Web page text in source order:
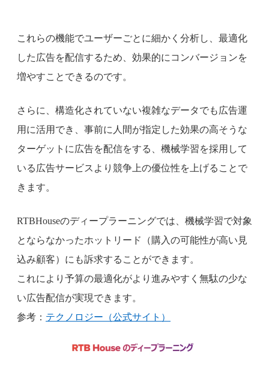
これらの機能でユーザーごとに細かく分析し、最適化
した広告を配信するため、効果的にコンバージョンを
増やすことできるのです。
さらに、構造化されていない複雑なデータでも広告運
用に活用でき、事前に人間が指定した効果の高そうな
ターゲットに広告を配信をする、機械学習を採用して
いる広告サービスより競争上の優位性を上げることで
きます。
RTBHouseのディープラーニングでは、機械学習で対象
とならなかったホットリード（購入の可能性が高い見
込み顧客）にも訴求することができます。
これにより予算の最適化がより進みやすく無駄の少な
い広告配信が実現できます。
参考： テクノロジー（公式サイト）